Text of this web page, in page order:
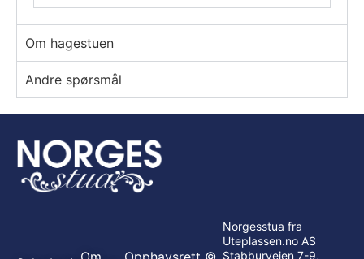
Om hagestuen
Andre spørsmål
Norgesstua fra
Uteplassen.no AS
Stabburveien 7-9,